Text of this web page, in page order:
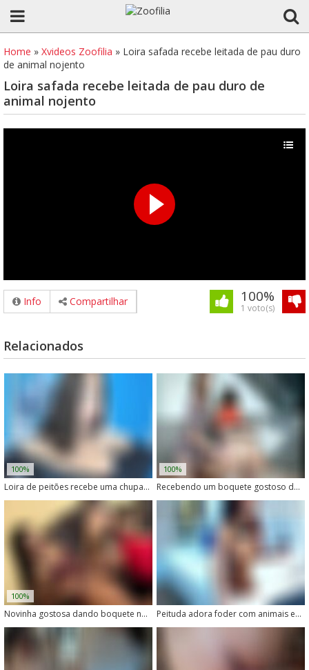
Home » Xvideos Zoofilia » Loira safada recebe leitada de pau duro
de animal nojento
Loira safada recebe leitada de pau duro de
animal nojento
Info Compartilhar 100%
1 voto(s)
Relacionados
100%
Loira de peitões recebe uma chupada gostosa do cachorro
100%
Recebendo um boquete gostoso do cachorro tarado
100%
Novinha gostosa dando boquete no cachorro Peituda adora foder com animais em casa